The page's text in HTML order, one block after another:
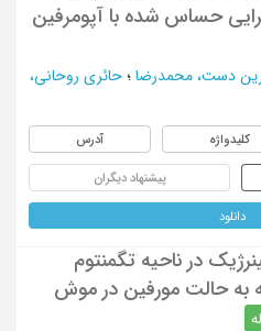
حساس شده با آپومرفین
دست، محمدرضا ؛ حائری روحانی،
کلیدواژه آدرس
پیشنهاد دیگران
دانلود
در ناحیه تگمنتوم
به حالت مورفین در موش